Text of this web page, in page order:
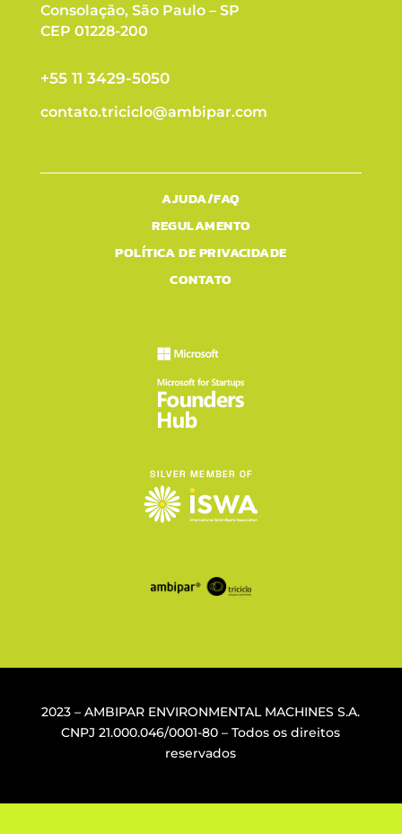
Consolação, São Paulo – SP
CEP 01228-200
+55 11 3429-5050
contato.triciclo@ambipar.com
AJUDA/FAQ
REGULAMENTO
POLÍTICA DE PRIVACIDADE
CONTATO
2023 – AMBIPAR ENVIRONMENTAL MACHINES S.A.
CNPJ21.000.046/0001-80 – Todos os direitos
reservados